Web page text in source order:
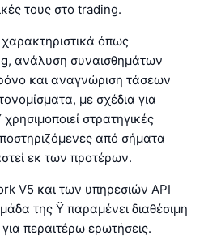
τους στο trading.
όπως
ανάλυση συναισθημάτων
και αναγνώριση τάσεων
με σχέδια για
στρατηγικές
από σήματα
εκ των προτέρων.
V5 και των υπηρεσιών API
της Ÿ παραμένει διαθέσιμη
περαιτέρω ερωτήσεις.